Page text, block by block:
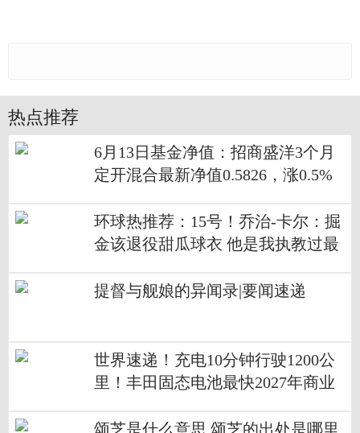
热点推荐
6月13日基金净值：招商盛洋3个月
定开混合最新净值0.5826，涨0.5%
环球热推荐：15号！乔治-卡尔：掘
金该退役甜瓜球衣 他是我执教过最
提督与舰娘的异闻录|要闻速递
世界速递！充电10分钟行驶1200公
里！丰田固态电池最快2027年商业